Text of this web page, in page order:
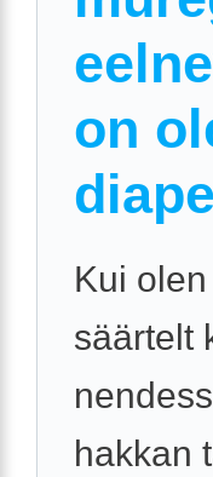
on
Kui
säärtelt
hakkan